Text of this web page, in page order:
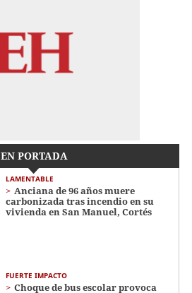
EN PORTADA
LAMENTABLE
Anciana de 96 años muere
carbonizada tras incendio en su
vivienda en San Manuel, Cortés
FUERTE IMPACTO
Choque de bus escolar provoca